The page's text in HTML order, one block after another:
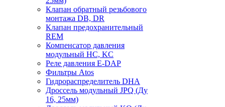
Клапан обратный резьбового
монтажа DB, DR
Клапан предохранительный
REM
Компенсатор давления
модульный HC, KC
Реле давления E-DAP
Фильтры Atos
Гидрораспределитель DHA
Дроссель модульный JPQ (Ду
16, 25мм)